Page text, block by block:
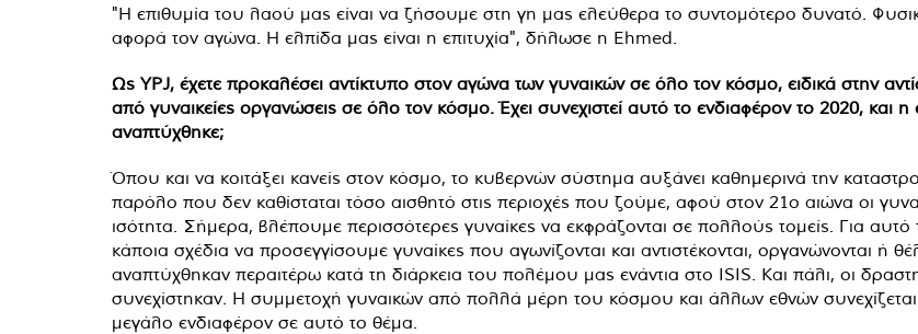
"Η επιθυμία του λαού μας είναι να ζήσουμε στη γη μας ελεύθερα το συντομότερο δυνατό.
αφορά τον αγώνα. Η ελπίδα μας είναι η επιτυχία", δήλωσε η Ehmed.
Ως YPJ, έχετε προκαλέσει αντίκτυπο στον αγώνα των γυναικών σε όλο τον κόσμο, ειδικά στην
από γυναικείες οργανώσεις σε όλο τον κόσμο. Έχει συνεχιστεί αυτό το ενδιαφέρον το 2020, και
αναπτύχθηκε;
Όπου και να κοιτάξει κανείς στον κόσμο, το κυβερνών σύστημα αυξάνει καθημερινά την
παρόλο που δεν καθίσταται τόσο αισθητό στις περιοχές που ζούμε, αφού στον 21ο αιώνα οι
ισότητα. Σήμερα, βλέπουμε περισσότερες γυναίκες να εκφράζονται σε πολλούς τομείς. Για αυτό
κάποια σχέδια να προσεγγίσουμε γυναίκες που αγωνίζονται και αντιστέκονται, οργανώνονται
αναπτύχθηκαν περαιτέρω κατά τη διάρκεια του πολέμου μας ενάντια στο ISIS. Και πάλι, οι
συνεχίστηκαν. Η συμμετοχή γυναικών από πολλά μέρη του κόσμου και άλλων εθνών
μεγάλο ενδιαφέρον σε αυτό το θέμα.